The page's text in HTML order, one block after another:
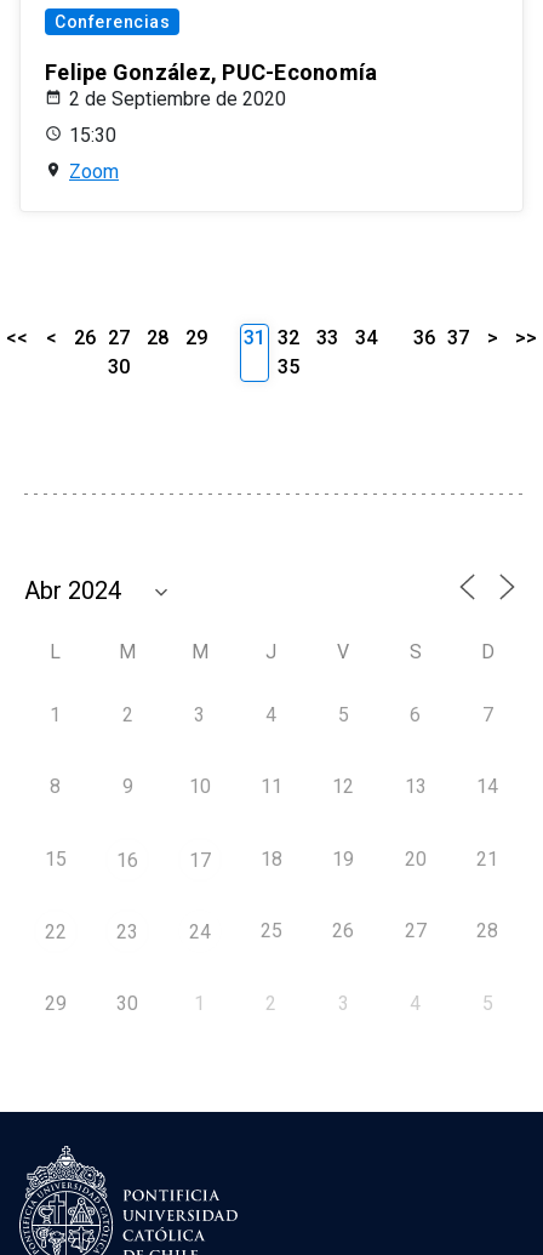
Conferencias
Felipe González, PUC-Economía
2 de Septiembre de 2020
15:30
Zoom
<< < 26 27 28
29
30
31 32 33
34
35
36 37 > >>
L M M J V S D
1 2 3 4 5 6 7
8 9 10 11 12 13 14
15 16 17 18 19 20 21
22 23 24 25 26 27 28
29 30 1 2 3 4 5